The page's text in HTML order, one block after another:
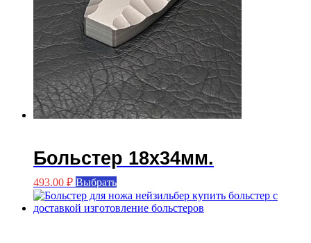
Больстер 18х34мм.
493.00 ₽ ВыбратьЭтот
товар
имеет
несколько